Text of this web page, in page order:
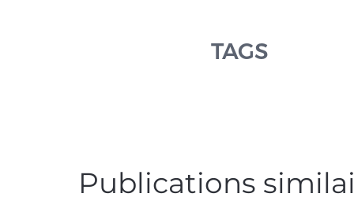
TAGS
Publications